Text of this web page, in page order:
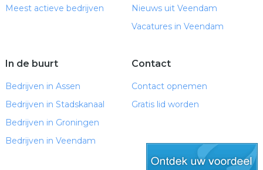
Meest actieve bedrijven
Nieuws uit Veendam
Vacatures in Veendam
In de buurt
Bedrijven in Assen
Bedrijven in Stadskanaal
Bedrijven in Groningen
Bedrijven in Veendam
Contact
Contact opnemen
Gratis lid worden